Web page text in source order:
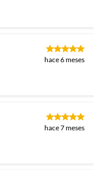
hace 6 meses
hace 7 meses